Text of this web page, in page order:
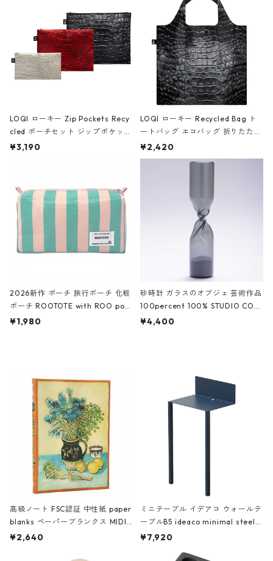
ア/クラウン ブラック
LOQI ローキー Zip Pockets Recy
cled ポーチセット ジップポケット
ファスナーポーチ 撥水加工 トラベ
ーガンディー、オフホワイト
¥3,190
LOQI ローキー Recycled Bag ト
ートバッグ エコバッグ 折りたたみ
大きめ 撥水加工 収納ポーチ CRO
CODILE/Black クロコダイル/ブラ
¥2,420
2026新作 ポーチ 旅行ポーチ 化粧
ポーチ ROOTOTE with ROO pou
ch 3532 ルートート WR.ポーチ.ラ
¥1,980
砂時計 ガラスのオブジェ 芸術作品
100percent 100% STUDIO COH
AKU Timeless 100パーセント ス
¥4,400
高級ノート FSC認証 中性紙 paper
blanks ペーパーブランクス MIDI
ハードカバー 罫線 ヴァン・ゴッホ
¥2,640
ミニテーブル イデアコ ウォールテ
ーブルB5 ideaco minimal steel f
urniture WALL Table B5 ネイビー
¥7,920